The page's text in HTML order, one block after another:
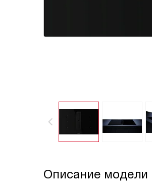
Описание модели